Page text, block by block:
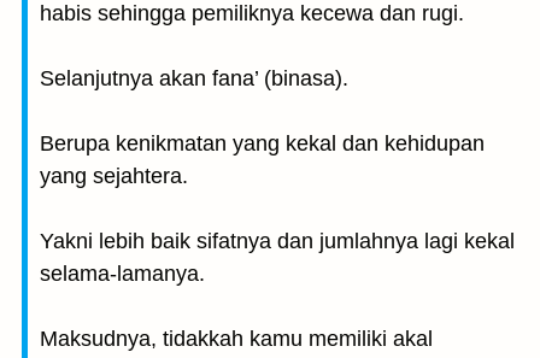
habis sehingga pemiliknya kecewa dan rugi.
Selanjutnya akan fana’ (binasa).
Berupa kenikmatan yang kekal dan kehidupan
yang sejahtera.
Yakni lebih baik sifatnya dan jumlahnya lagi kekal
selama-lamanya.
Maksudnya, tidakkah kamu memiliki akal